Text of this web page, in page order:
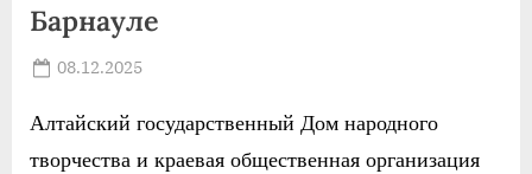
Барнауле
Posted
08.12.2025
Алтайский государственный Дом народного
творчества и краевая общественная организация